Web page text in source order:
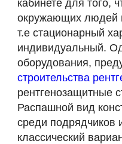
кабинете для того,
окружающих людей
т.е стационарный
индивидуальный.
оборудования,
строительства
рентгенозащитные
Распашной вид
среди подрядчиков
классический